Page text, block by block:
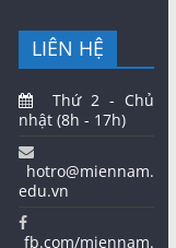
LIÊN HỆ
Thứ 2 - Chủ
nhật (8h - 17h)
hotro@miennam.
edu.vn
fb.com/miennam.